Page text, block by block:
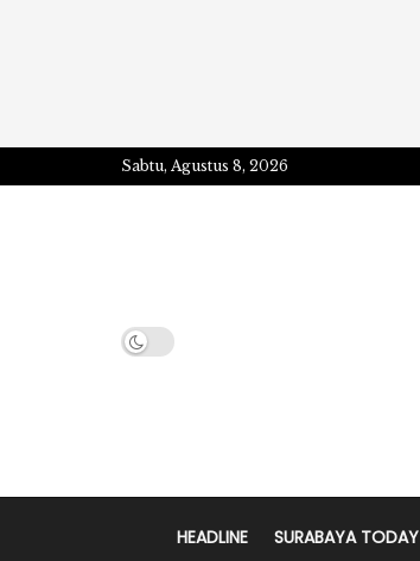
Sabtu, Agustus 8, 2026
HEADLINE SURABAYA TODAY